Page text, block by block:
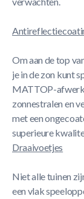
Om aan de top
je in de zon kunt
MATTOP-
zonnestralen en
met een
superieure
Draaivoetjes
Niet alle tuinen
een vlak